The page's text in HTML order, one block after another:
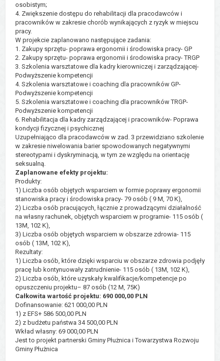
osobistym;
4. Zwiększenie dostępu do rehabilitacji dla pracodawców i
pracowników w zakresie chorób wynikających z ryzyk w miejscu
pracy.
W projekcie zaplanowano następujące zadania:
1. Zakupy sprzętu- poprawa ergonomii i środowiska pracy- GP
2. Zakupy sprzętu- poprawa ergonomii i środowiska pracy- TRGP
3. Szkolenia warsztatowe dla kadry kierowniczej i zarządzającej-
Podwyższenie kompetencji
4. Szkolenia warsztatowe i coaching dla pracowników GP-
Podwyższenie kompetencji
5. Szkolenia warsztatowe i coaching dla pracowników TRGP-
Podwyższenie kompetencji
6. Rehabilitacja dla kadry zarządzającej i pracowników- Poprawa
kondycji fizycznej i psychicznej
Uzupełniająco dla pracodawców w zad. 3 przewidziano szkolenie
w zakresie niwelowania barier spowodowanych negatywnymi
stereotypami i dyskryminacją, w tym ze względu na orientację
seksualną.
Zaplanowane efekty projektu:
Produkty:
1) Liczba osób objętych wsparciem w formie poprawy ergonomii
stanowiska pracy i środowiska pracy- 79 osób ( 9 M, 70 K),
2) Liczba osób pracujących, łącznie z prowadzącymi działalność
na własny rachunek, objętych wsparciem w programie- 115 osób (
13M, 102 K),
3) Liczba osób objętych wsparciem w obszarze zdrowia- 115
osób ( 13M, 102 K),
Rezultaty:
1) Liczba osób, które dzięki wsparciu w obszarze zdrowia podjęły
pracę lub kontynuowały zatrudnienie- 115 osób ( 13M, 102 K),
2) Liczba osób, które uzyskały kwalifikacje/kompetencje po
opuszczeniu projektu– 87 osób (12 M, 75K)
Całkowita wartość projektu: 690 000,00 PLN
Dofinansowanie: 621 000,00 PLN
1) z EFS+ 586 500,00 PLN
2) z budżetu państwa 34 500,00 PLN
Wkład własny: 69 000,00 PLN
Jest to projekt partnerski Gminy Płużnica i Towarzystwa Rozwoju
Gminy Płużnica